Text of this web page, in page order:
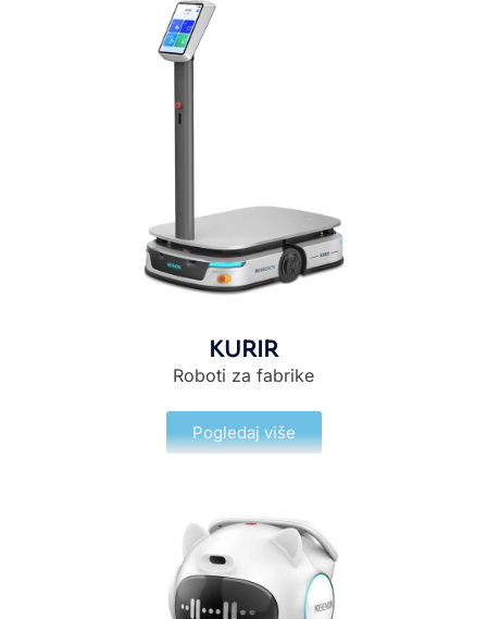
KURIR
Roboti za fabrike
Pogledaj više